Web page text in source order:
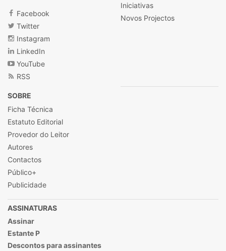
Facebook
Twitter
Instagram
LinkedIn
YouTube
RSS
Iniciativas
Novos Projectos
SOBRE
Ficha Técnica
Estatuto Editorial
Provedor do Leitor
Autores
Contactos
Público+
Publicidade
ASSINATURAS
Assinar
Estante P
Descontos para assinantes